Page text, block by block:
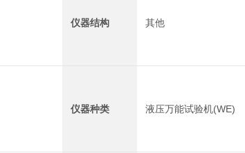
仪器结构 其他
仪器种类 液压万能试验机(WE)